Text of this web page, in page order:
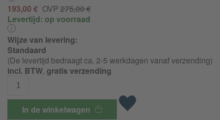
193,00 € OVP 275,00 €
Levertijd: op voorraad
Wijze van levering:
Standaard
(De levertijd bedraagt ca. 2-5 werkdagen vanaf verzending)
incl. BTW, gratis verzending
In de winkelwagen